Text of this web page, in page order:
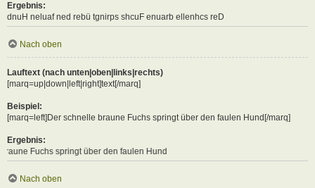
Ergebnis:
Der schnelle braune Fuchs springt über den faulen Hund
Nach oben
Lauftext (nach unten|oben|links|rechts)
[marq=up|down|left|right]text[/marq]
Beispiel:
[marq=left]Der schnelle braune Fuchs springt über den faulen Hund[/marq]
Ergebnis:
über den faulen Hund
Nach oben